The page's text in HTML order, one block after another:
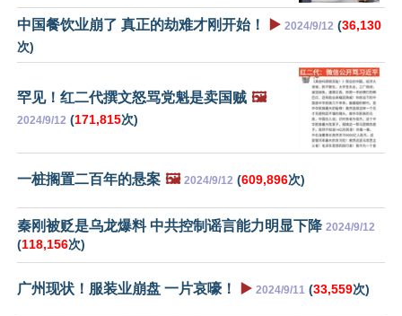
中国餐饮业崩了 真正的劫难才刚开始！ ▶️ 2024/9/12 (36,130
次)
罕见！红二代撰文怒骂党魁是卖国贼 🖼️
2024/9/12 (171,815次)
一桩搁置二百年的悬案 🖼️ 2024/9/12 (609,896次)
秦刚被贬是乌龙爆料 中共控制谣言能力明显下降 2024/9/12
(118,156次)
广州现状！服装业崩盘 一片哀嚎！ ▶️ 2024/9/11 (33,559次)